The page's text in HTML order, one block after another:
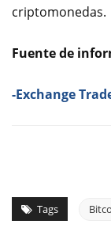
criptomonedas.
Fuente de
-Exchange
Tags